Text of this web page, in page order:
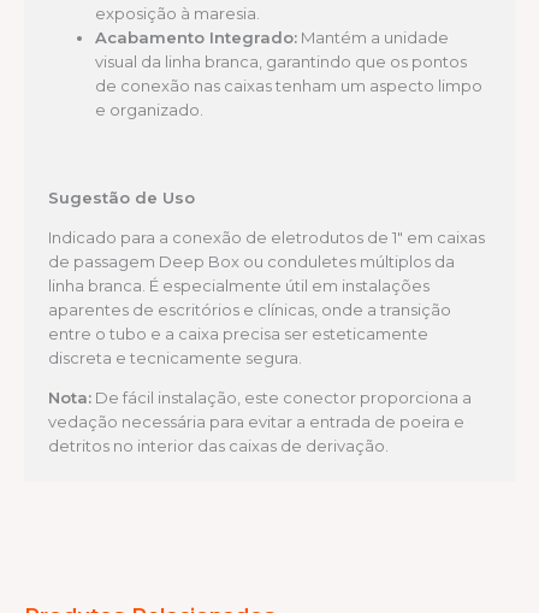
exposição à maresia.
Acabamento Integrado: Mantém a unidade
visual da linha branca, garantindo que os pontos
de conexão nas caixas tenham um aspecto limpo
e organizado.
Sugestão de Uso
Indicado para a conexão de eletrodutos de 1″ em caixas
de passagem Deep Box ou conduletes múltiplos da
linha branca. É especialmente útil em instalações
aparentes de escritórios e clínicas, onde a transição
entre o tubo e a caixa precisa ser esteticamente
discreta e tecnicamente segura.
Nota: De fácil instalação, este conector proporciona a
vedação necessária para evitar a entrada de poeira e
detritos no interior das caixas de derivação.